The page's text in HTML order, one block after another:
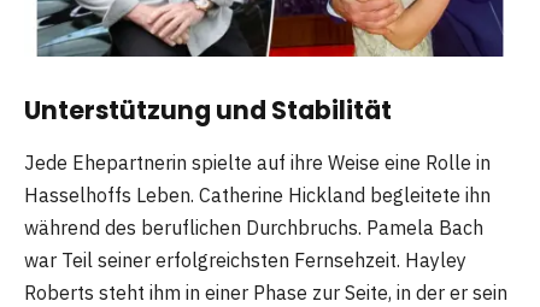
Unterstützung und Stabilität
Jede Ehepartnerin spielte auf ihre Weise eine Rolle in
Hasselhoffs Leben. Catherine Hickland begleitete ihn
während des beruflichen Durchbruchs. Pamela Bach
war Teil seiner erfolgreichsten Fernsehzeit. Hayley
Roberts steht ihm in einer Phase zur Seite, in der er sein